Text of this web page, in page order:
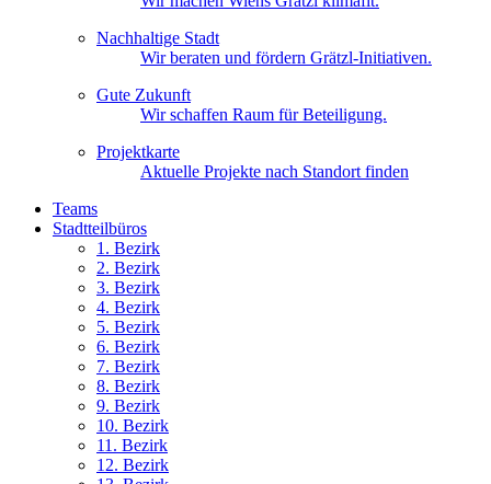
Nachhaltige Stadt
Wir beraten und fördern Grätzl-Initiativen.
Gute Zukunft
Wir schaffen Raum für Beteiligung.
Projektkarte
Aktuelle Projekte nach Standort finden
Teams
Stadtteilbüros
1. Bezirk
2. Bezirk
3. Bezirk
4. Bezirk
5. Bezirk
6. Bezirk
7. Bezirk
8. Bezirk
9. Bezirk
10. Bezirk
11. Bezirk
12. Bezirk